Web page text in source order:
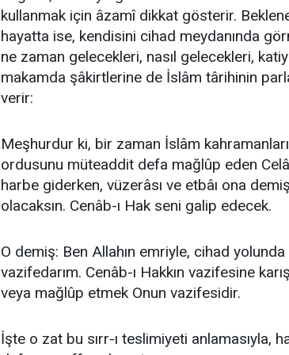
kullanmak için âzamî dikkat gösterir.
hayatta ise, kendisini cihad meydanında
ne zaman gelecekleri, nasıl gelecekleri,
makamda şâkirtlerine de İslâm târihinin
verir:
Meşhurdur ki, bir zaman İslâm
ordusunu müteaddit defa mağlûp eden
harbe giderken, vüzerâsı ve etbâı ona
olacaksın. Cenâb-ı Hak seni galip edecek.
O demiş: Ben Allahın emriyle, cihad
vazifedarım. Cenâb-ı Hakkın vazifesine
veya mağlûp etmek Onun vazifesidir.
İşte o zat bu sırr-ı teslimiyeti anlamasıyla,